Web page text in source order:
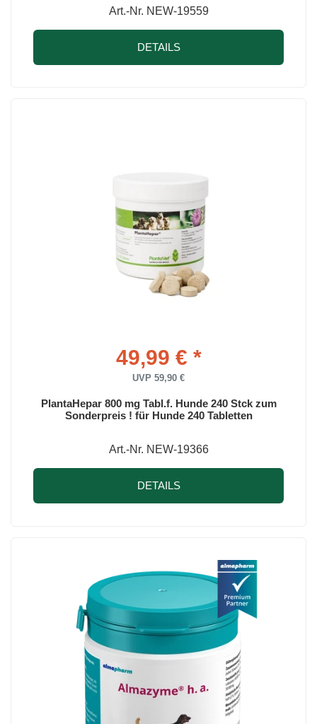
Art.-Nr. NEW-19559
DETAILS
49,99 € *
UVP 59,90 €
PlantaHepar 800 mg Tabl.f. Hunde 240 Stck zum
Sonderpreis ! für Hunde 240 Tabletten
Art.-Nr. NEW-19366
DETAILS